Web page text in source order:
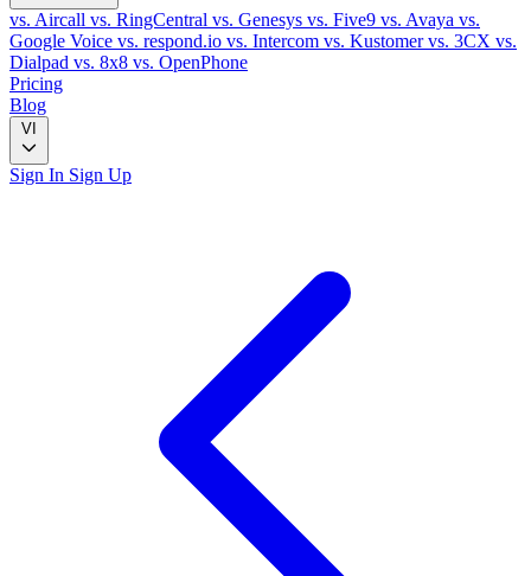
vs. Aircall vs. RingCentral vs. Genesys vs. Five9 vs. Avaya vs.
Google Voice vs. respond.io vs. Intercom vs. Kustomervs. 3CX vs.
Dialpad vs. 8x8 vs. OpenPhone
Pricing
Blog
VI
Sign In Sign Up